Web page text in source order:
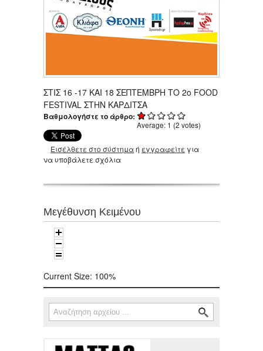
ΣΤΙΣ 16 -17 ΚΑΙ 18 ΣΕΠΤΕΜΒΡΗ ΤΟ 2ο FOOD
FESTIVAL ΣΤΗΝ ΚΑΡΔΙΤΣΑ
Βαθμολογήστε το άρθρο:
Average: 1 (2 votes)
Εισέλθετε στο σύστημαή εγγραφείτε για
να υποβάλετε σχόλια
Μεγέθυνση Κειμένου
Current Size: 100%
Φόρμα αναζήτησης
Αναζήτηση